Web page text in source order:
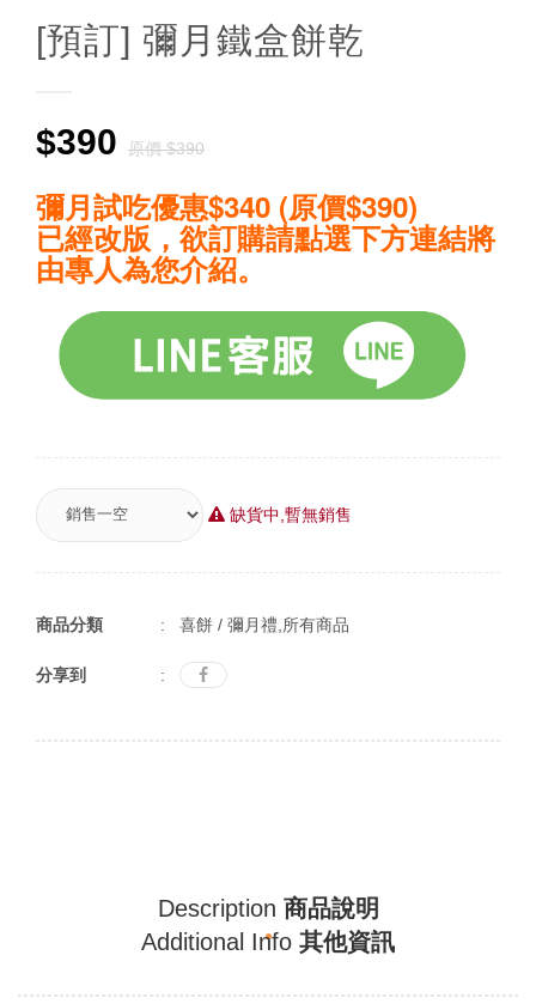
[預訂] 彌月鐵盒餅乾
$390 原價 $390
彌月試吃優惠$340 (原價$390)
已經改版，欲訂購請點選下方連結將
由專人為您介紹。
缺貨中,暫無銷售
商品分類 : 喜餅 / 彌月禮,所有商品
分享到 :
Description 商品說明
Additional Info 其他資訊